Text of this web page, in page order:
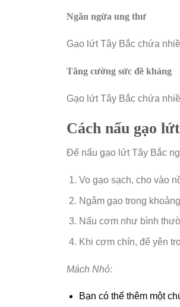
Ngăn ngừa ung thư
Gạo lứt Tây Bắc chứa
Tăng cường sức đề kháng
Gạo lứt Tây Bắc chứa
Cách nấu gạo
Để nấu gạo lứt Tây Bắc
Vo gạo sạch, cho vào
Ngâm gạo trong
Nấu cơm như bình
Khi cơm chín, để yên
Mách Nhỏ:
Bạn có thể thêm một